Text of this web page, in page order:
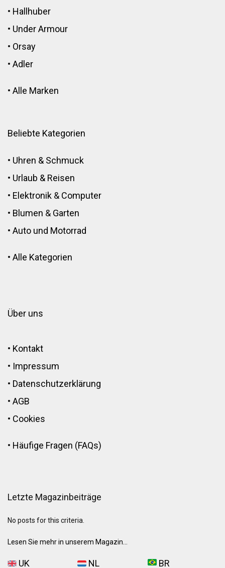
• Hallhuber
• Under Armour
• Orsay
• Adler
• Alle Marken
Beliebte Kategorien
• Uhren & Schmuck
• Urlaub & Reisen
• Elektronik & Computer
• Blumen & Garten
• Auto und Motorrad
• Alle Kategorien
Über uns
• Kontakt
• Impressum
• Datenschutzerklärung
• AGB
• Cookies
• Häufige Fragen (FAQs)
Letzte Magazinbeiträge
No posts for this criteria.
Lesen Sie mehr in unserem Magazin...
UK NL BR